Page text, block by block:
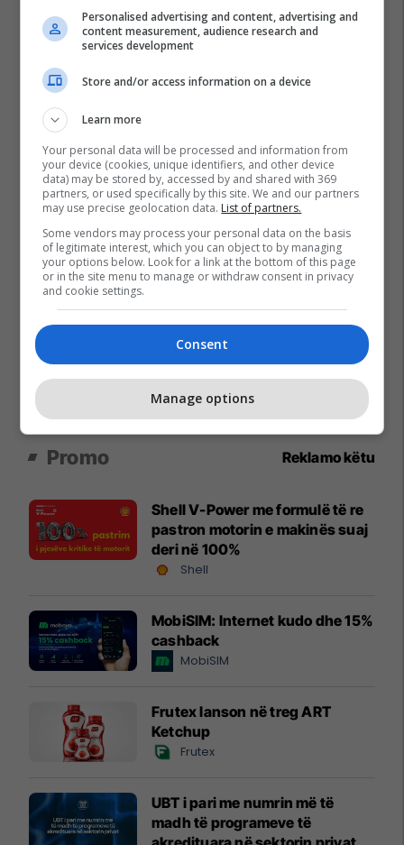
Promo Reklamo këtu
Shell V-Power me formulë të re
pastron motorin e makinës suaj
deri në 100%
Shell
MobiSIM: Internet kudo dhe 15%
cashback
MobiSIM
Frutex lanson në treg ART
Ketchup
Frutex
UBT i pari me numrin më të
madh të programeve të
Personalised advertising and content, advertising and
content measurement, audience research and
services development
Store and/or access information on a device
Learn more
Your personal data will be processed and information from
your device (cookies, unique identifiers, and other device
data) may be stored by, accessed by and shared with 369
partners, or used specifically by this site. We and our partners
may use precise geolocation data. List of partners.
Some vendors may process your personal data on the basis
of legitimate interest, which you can object to by managing
your options below. Look for a link at the bottom of this page
or in the site menu to manage or withdraw consent in privacy
and cookie settings.
Consent
Manage options